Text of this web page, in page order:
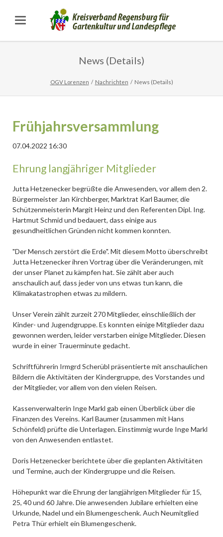
News (Details)
OGV Lorenzen Nachrichten News (Details)
Frühjahrsversammlung
07.04.2022 16:30
Ehrung langjähriger Mitglieder
Jutta Hetzenecker begrüßte die Anwesenden, vor allem den 2.
Bürgermeister Jan Kirchberger, Marktrat Karl Baumer, die
Schützenmeisterin Margit Heinz und den Referenten Dipl. Ing.
Hartmut Schmid und bedauert, dass einige aus
gesundheitlichen Gründen nicht kommen konnten.
"Der Mensch zerstört die Erde". Mit diesem Motto überschreibt
Jutta Hetzenecker ihren Vortrag über die Veränderungen, mit
der unser Planet zu kämpfen hat. Sie zählt aber auch
anschaulich auf, dass jeder von uns etwas tun kann, die
Klimakatastrophen etwas zu mildern.
Unser Verein zählt zurzeit 270 Mitglieder, einschließlich der
Kinder- und Jugendgruppe. Es konnten einige Mitglieder dazu
gewonnen werden, leider verstarben einige Mitglieder. Diesen
wurde in einer Trauerminute gedacht.
Schriftführerin Irmgrd Scherübl präsentierte mit anschaulichen
Bildern die Aktivitäten der Kindergruppe, des Vorstandes und
der Mitglieder, vor allem von den vielen Reisen.
Kassenverwalterin Inge Markl gab einen Überblick über die
Finanzen des Vereins. Karl Baumer (zusammen mit Hans
Schönfeld) prüfte die Unterlagen. Einstimmig wurde Inge Markl
von den Anwesenden entlastet.
Doris Hetzenecker berichtete über die geplanten Aktivitäten
und Termine, auch der Kindergruppe und die Reisen.
Höhepunkt war die Ehrung der langjährigen Mitglieder für 15,
25, 40 und 60 Jahre. Die anwesenden Jubilare erhielten eine
Urkunde, Nadel und ein Blumengeschenk. Auch Neumitglied
Petra Thür erhielt ein Blumengeschenk.